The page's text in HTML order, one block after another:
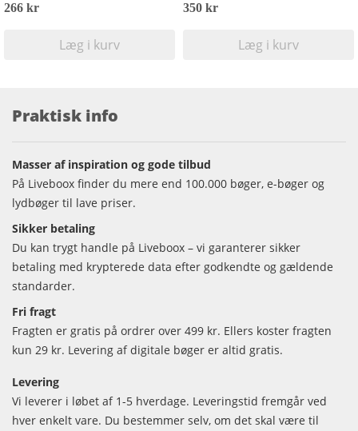
266 kr
Læg i kurv
350 kr
Læg i kurv
Praktisk info
Masser af inspiration og gode tilbud
På Liveboox finder du mere end 100.000 bøger, e-bøger og
lydbøger til lave priser.
Sikker betaling
Du kan trygt handle på Liveboox – vi garanterer sikker
betaling med krypterede data efter godkendte og gældende
standarder.
Fri fragt
Fragten er gratis på ordrer over 499 kr. Ellers koster fragten
kun 29 kr. Levering af digitale bøger er altid gratis.
Levering
Vi leverer i løbet af 1-5 hverdage. Leveringstid fremgår ved
hver enkelt vare. Du bestemmer selv, om det skal være til